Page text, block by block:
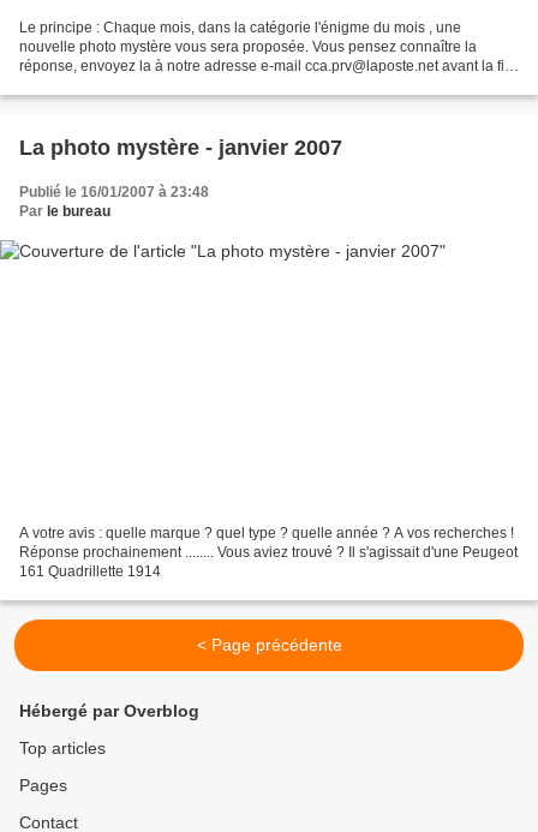
Le principe : Chaque mois, dans la catégorie l'énigme du mois , une
nouvelle photo mystère vous sera proposée. Vous pensez connaître la
réponse, envoyez la à notre adresse e-mail cca.prv@laposte.net avant la fin
La photo mystère - janvier 2007
Publié le 16/01/2007 à 23:48
Par le bureau
A votre avis : quelle marque ? quel type ? quelle année ? A vos recherches !
Réponse prochainement ........ Vous aviez trouvé ? Il s'agissait d'une Peugeot
161 Quadrillette 1914
< Page précédente
Hébergé par Overblog
Top articles
Pages
Contact